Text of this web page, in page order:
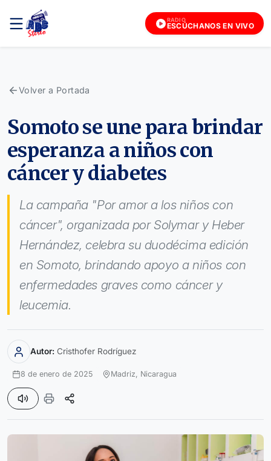
RADIO
ESCÚCHANOS EN VIVO
Volver a Portada
Somoto se une para brindar
esperanza a niños con
cáncer y diabetes
La campaña "Por amor a los niños con
cáncer", organizada por Solymar y Heber
Hernández, celebra su duodécima edición
en Somoto, brindando apoyo a niños con
enfermedades graves como cáncer y
leucemia.
Autor: Cristhofer Rodríguez
8 de enero de 2025 Madriz, Nicaragua